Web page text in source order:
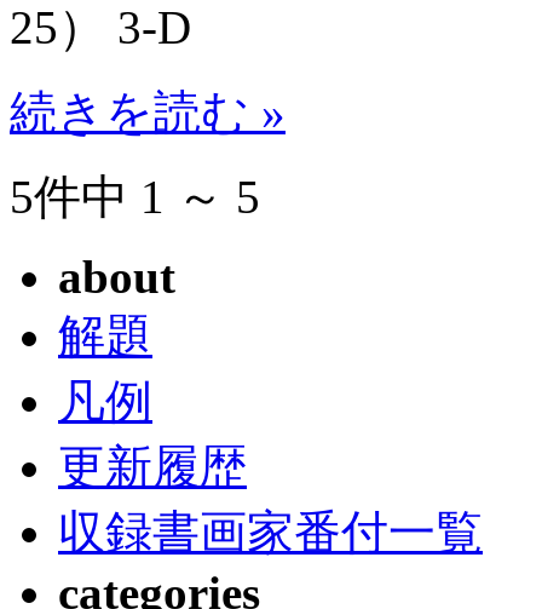
25） 3-D
続きを読む »
5件中 1 ～ 5
about
解題
凡例
更新履歴
収録書画家番付一覧
categories